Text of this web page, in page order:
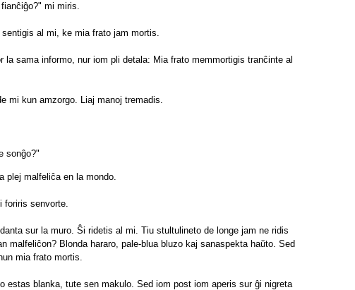
mi miris.
al mi, ke mia frato jam mortis.
sama informo, nur iom pli detala: Mia frato memmortigis tranĉinte al
mi kun amzorgo. Liaj manoj tremadis.
sonĝo?"
malfeliĉa en la mondo.
senvorte.
sur la muro. Ŝi ridetis al mi. Tiu stultulineto de longe jam ne ridis
malfeliĉon? Blonda hararo, pale-blua bluzo kaj sanaspekta haŭto. Sed
mia frato mortis.
estas blanka, tute sen makulo. Sed iom post iom aperis sur ĝi nigreta